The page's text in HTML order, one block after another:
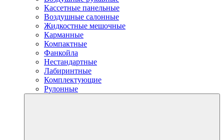
Кассетные панельные
Воздушные салонные
Жидкостные мешочные
Карманные
Компактные
Фанкойла
Нестандартные
Лабиринтные
Комплектующие
Рулонные